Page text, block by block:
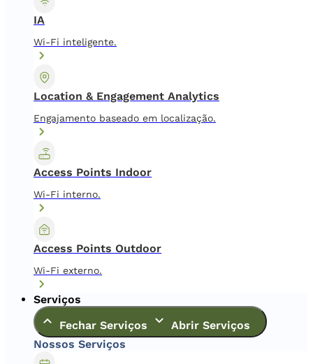
IA
Wi-Fi inteligente.
Location & Engagement Analytics
Engajamento baseado em localização.
Access Points Indoor
Wi-Fi interno.
Access Points Outdoor
Wi-Fi externo.
Serviços
Fechar Serviços
Abrir Serviços
Nossos Serviços